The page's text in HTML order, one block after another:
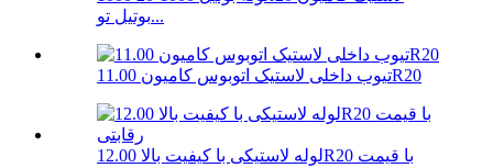
بوتیل تو...
تیوب داخلی لاستیک اتوبوس کامیون 11.00R20
لوله لاستیکی با کیفیت بالا 12.00R20 با قیمت